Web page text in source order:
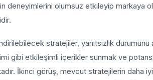
deneyimlerini olumsuz etkileyip markaya
stratejiler, yanıtsızlık
gibi etkileşimli içerikler sunmak ve
İkinci görüş, mevcut stratejilerin daha iyi